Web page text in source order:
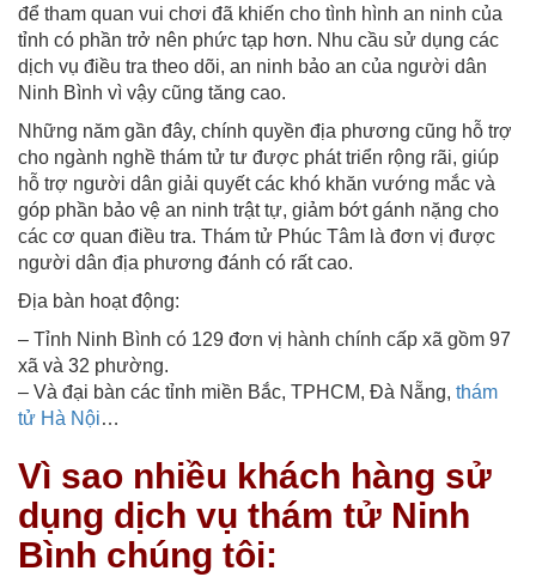
để tham quan vui chơi đã khiến cho tình hình an ninh của
tỉnh có phần trở nên phức tạp hơn. Nhu cầu sử dụng các
dịch vụ điều tra theo dõi, an ninh bảo an của người dân
Ninh Bình vì vậy cũng tăng cao.
Những năm gần đây, chính quyền địa phương cũng hỗ trợ
cho ngành nghề thám tử tư được phát triển rộng rãi, giúp
hỗ trợ người dân giải quyết các khó khăn vướng mắc và
góp phần bảo vệ an ninh trật tự, giảm bớt gánh nặng cho
các cơ quan điều tra. Thám tử Phúc Tâm là đơn vị được
người dân địa phương đánh có rất cao.
Địa bàn hoạt động:
– Tỉnh Ninh Bình có 129 đơn vị hành chính cấp xã gồm 97
xã và 32 phường.
– Và đại bàn các tỉnh miền Bắc, TPHCM, Đà Nẵng, thám
tử Hà Nội…
Vì sao nhiều khách hàng sử
dụng dịch vụ thám tử Ninh
Bình chúng tôi: